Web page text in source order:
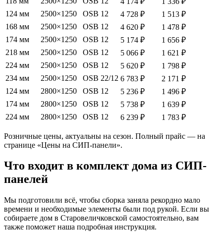
124 мм
2500×1250 OSB 12 4 728 ₽
1 513 ₽
168 мм
2500×1250 OSB 12 4 620 ₽
1 478 ₽
174 мм
2500×1250 OSB 12 5 174 ₽
1 656 ₽
218 мм
2500×1250 OSB 12 5 066 ₽
1 621 ₽
224 мм
2500×1250 OSB 12 5 620 ₽
1 798 ₽
234 мм
2500×1250 OSB 22/12 6 783 ₽
2 171 ₽
124 мм
2800×1250 OSB 12 5 236 ₽
1 496 ₽
174 мм
2800×1250 OSB 12 5 738 ₽
1 639 ₽
224 мм
2800×1250 OSB 12 6 239 ₽ 1 783 ₽
Розничные цены, актуальны на сезон. Полный прайс — на
странице «Цены на СИП-панели».
Что входит в комплект дома из СИП-
панелей
Мы подготовили всё, чтобы сборка заняла рекордно мало
времени и необходимые элементы были под рукой. Если вы
собираете дом в Старовеличковской самостоятельно, вам
также поможет наша подробная инструкция.